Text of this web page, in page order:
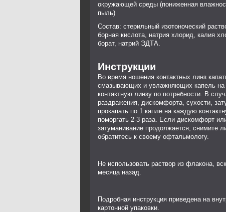
окружающей среды (пониженная
пыль)
Состав: стерильный изотоноческий
борная кислота, натрия хлорид, калия
борат, натрий ЭДТА.
Инструкции
Во время ношения контактных линз
смазывающих и увлажняющих капель
контактную линзу по потребности. В
раздражения, дискомфорта, сухости,
прокапать по 1 капле на каждую
поморгать 2-3 раза. Если дискомфорт
затуманивание продолжается, снимите
обратитесь к своему офтальмологу.
Не использовать раствор из флакона,
месяца назад.
Подробная инструкция приведена на
картонной упаковки.